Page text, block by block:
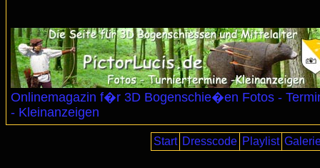
Onlinemagazin f�r 3D Bogenschie�en Fotos -
- Kleinanzeigen
Start Dresscode Playlist